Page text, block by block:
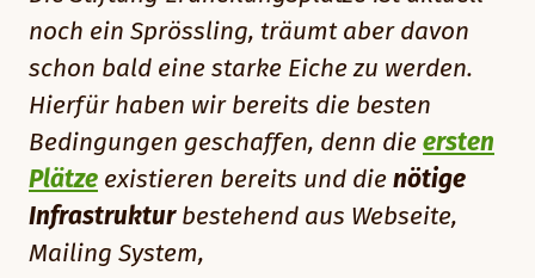
noch ein Sprössling, träumt aber davon
schon bald eine starke Eiche zu werden.
Hierfür haben wir bereits die besten
Bedingungen geschaffen, denn die ersten
Plätze existieren bereits und die nötige
Infrastrukturbestehend aus Webseite,
Mailing System,